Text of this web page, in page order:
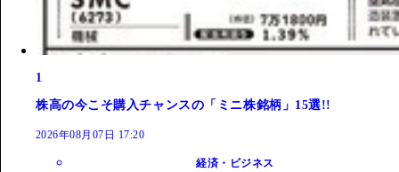
1
株高の今こそ購入チャンスの「ミニ株銘柄」15選!!
2026年08月07日 17:20
経済・ビジネス